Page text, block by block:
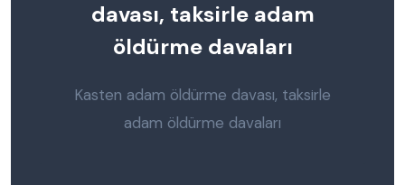
davası, taksirle adam
öldürme davaları
Kasten adam öldürme davası, taksirle
adam öldürme davaları